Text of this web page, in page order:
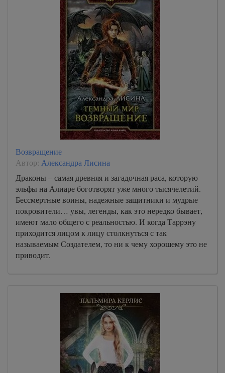
Возвращение
Автор: Александра Лисина
Драконы – самая древняя и загадочная раса, которую
эльфы на Алиаре боготворят уже много тысячелетий.
Бессмертные воины, надежные защитники и мудрые
покровители… увы, легенды, как это нередко бывает,
имеют мало общего с реальностью. И когда Таррэну
приходится лицом к лицу столкнуться с так
называемым Создателем, то ни к чему хорошему это не
приводит.